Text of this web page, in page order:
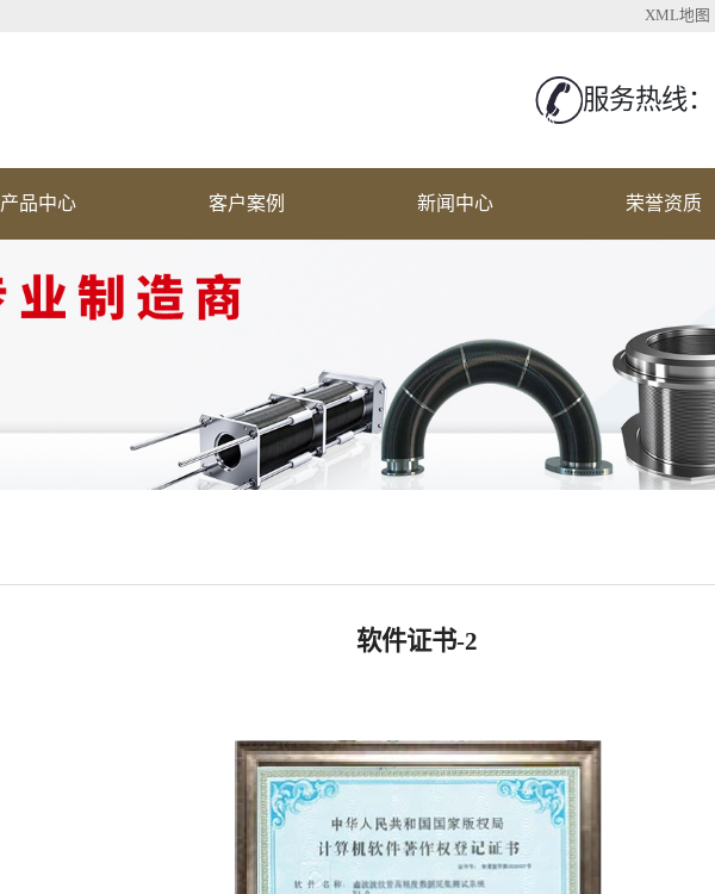
XML地图
服务热线：
产品中心 客户案例 新闻中心 荣誉资质
软件证书-2